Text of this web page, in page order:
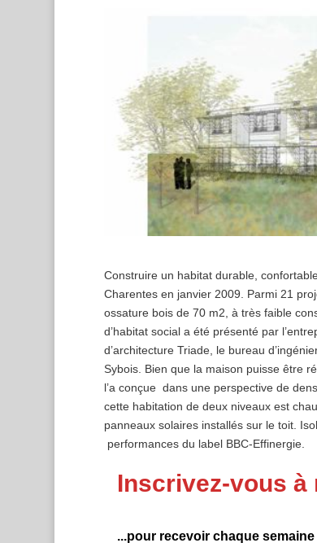
Construire un habitat durable,
Charentes en janvier 2009. Parmi 21
ossature bois de 70 m2, à très faible
d’habitat social a été présenté par
d’architecture Triade, le bureau
Sybois. Bien que la maison puisse être
l’a conçue dans une perspective de
cette habitation de deux niveaux est
panneaux solaires installés sur le toit.
performances du label BBC-Effinergie.
Inscrivez-vous
...pour recevoir chaque